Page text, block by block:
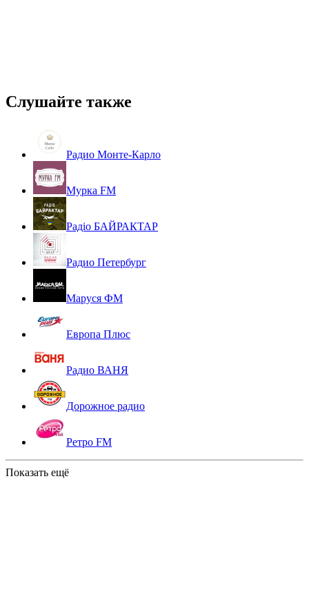
Слушайте также
Радио Монте-Карло
Мурка FM
Радіо БАЙРАКТАР
Радио Петербург
Маруся ФМ
Европа Плюс
Радио ВАНЯ
Дорожное радио
Ретро FM
Показать ещё